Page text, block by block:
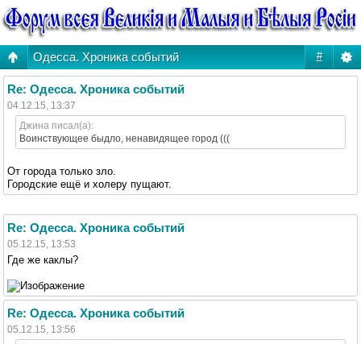
#
Одесса. Хроника событий
Re: Одесса. Хроника событий
04.12.15, 13:37
Джина писал(а):
Воинствующее быдло, ненавидящее город (((
От города только зло.
Городские ещё и холеру пущают.
Re: Одесса. Хроника событий
05.12.15, 13:53
Где же каклы?
Re: Одесса. Хроника событий
05.12.15, 13:56